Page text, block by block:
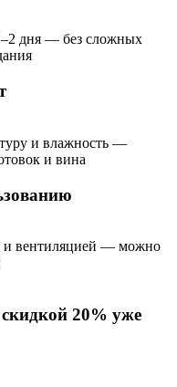
дня — без сложных
и влажность —
и вина
и вентиляцией — можно
20% уже